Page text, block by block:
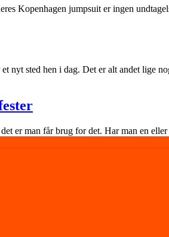
Kopenhagen jumpsuit er ingen
nyt sted hen i dag. Det er alt andet lige
er man får brug for det. Har man en eller